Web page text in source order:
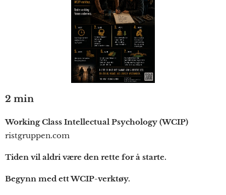
2 min
Working Class Intellectual Psychology (WCIP)
ristgruppen.com
Tiden vil aldri være den rette for å starte.
Begynn med ett WCIP-verktøy.